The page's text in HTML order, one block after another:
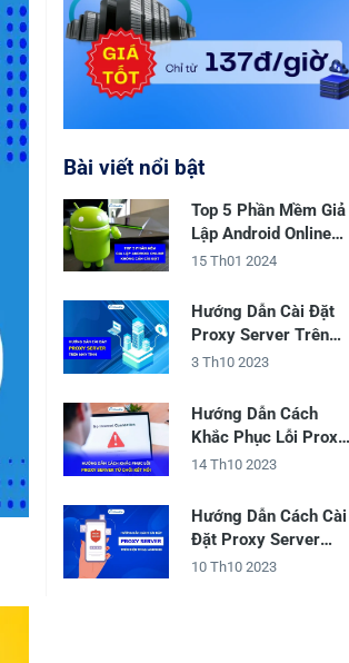
Bài viết nổi bật
Top 5 Phần Mềm Giả
Lập Android Online
Không Cần Cài Đặt
15 Th01 2024
Hướng Dẫn Cài Đặt
Proxy Server Trên
Máy Tính
3 Th10 2023
Hướng Dẫn Cách
Khắc Phục Lỗi Proxy
Server Từ Chối Kết
14 Th10 2023
Hướng Dẫn Cách Cài
Đặt Proxy Server
Trên Điện Thoại
10 Th10 2023